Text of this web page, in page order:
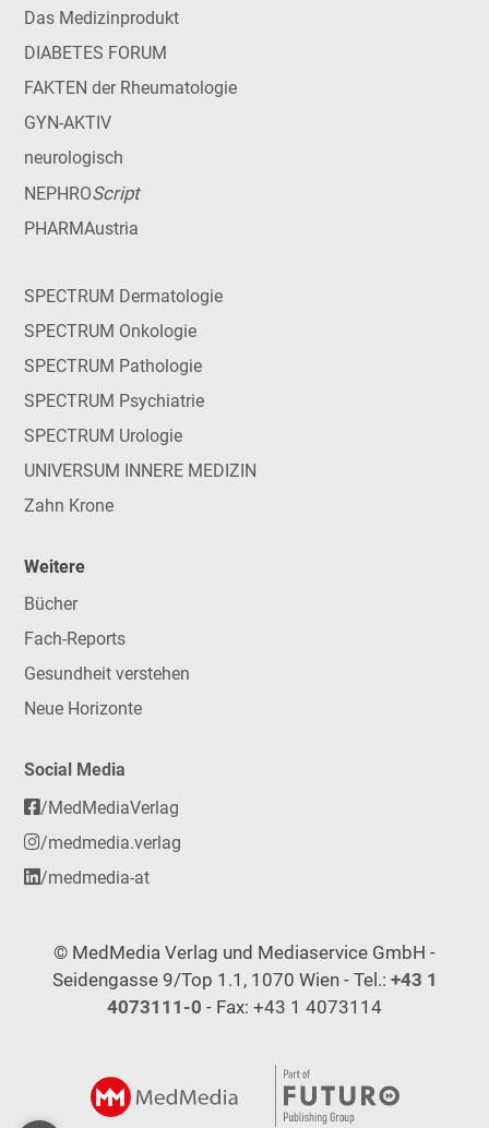
Das Medizinprodukt
DIABETES FORUM
FAKTEN der Rheumatologie
GYN-AKTIV
neurologisch
NEPHROScript
PHARMAustria
SPECTRUM Dermatologie
SPECTRUM Onkologie
SPECTRUM Pathologie
SPECTRUM Psychiatrie
SPECTRUM Urologie
UNIVERSUM INNERE MEDIZIN
Zahn Krone
Weitere
Bücher
Fach-Reports
Gesundheit verstehen
Neue Horizonte
Social Media
/MedMediaVerlag
/medmedia.verlag
/medmedia-at
© MedMedia Verlag und Mediaservice GmbH -
Seidengasse 9/Top 1.1, 1070 Wien - Tel.: +43 1
4073111-0 - Fax: +43 1 4073114